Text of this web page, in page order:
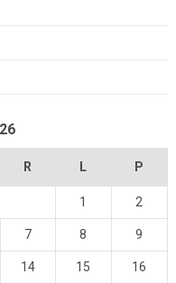
R L P
1 2
7 8 9
14 15 16